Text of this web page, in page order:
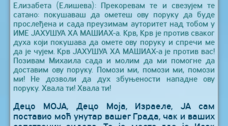
Елизабета (Елишева): Прекоревам те и свезујем те
сатано: покушаваш да ометеш ову поруку да буде
прослеђена и сада преузимам ауторитет над тобом у
ИМЕ ЈАХУШУА ХА МАШИАХ-а. Крв, Крв је против сваког
духа који покушава да омете ову поруку и спречи ме
да је чујем. Крв ЈАХУШУА ХА МАШИАХ-а је против вас!
Позивам Михаила сада и молим да ми помогне да
доставим ову поруку. Помози ми, помози ми, помози
ми! Не дозволи да дух збуњености нападне ову
поруку. Хвала ти! Хвала ти!
Децо МОЈА, Децо Моја, Израеле, ЈА сам
поставио моћ унутар вашег Града, чак и ваших